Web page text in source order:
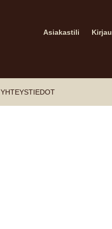
Asiakastili
YHTEYSTIEDOT